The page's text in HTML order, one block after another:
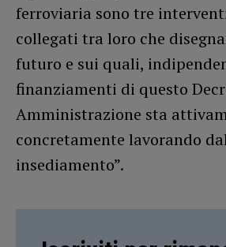
ferroviaria sono tre
collegati tra loro che
futuro e sui quali,
finanziamenti di questo
Amministrazione sta
concretamente lavorando
insediamento”.